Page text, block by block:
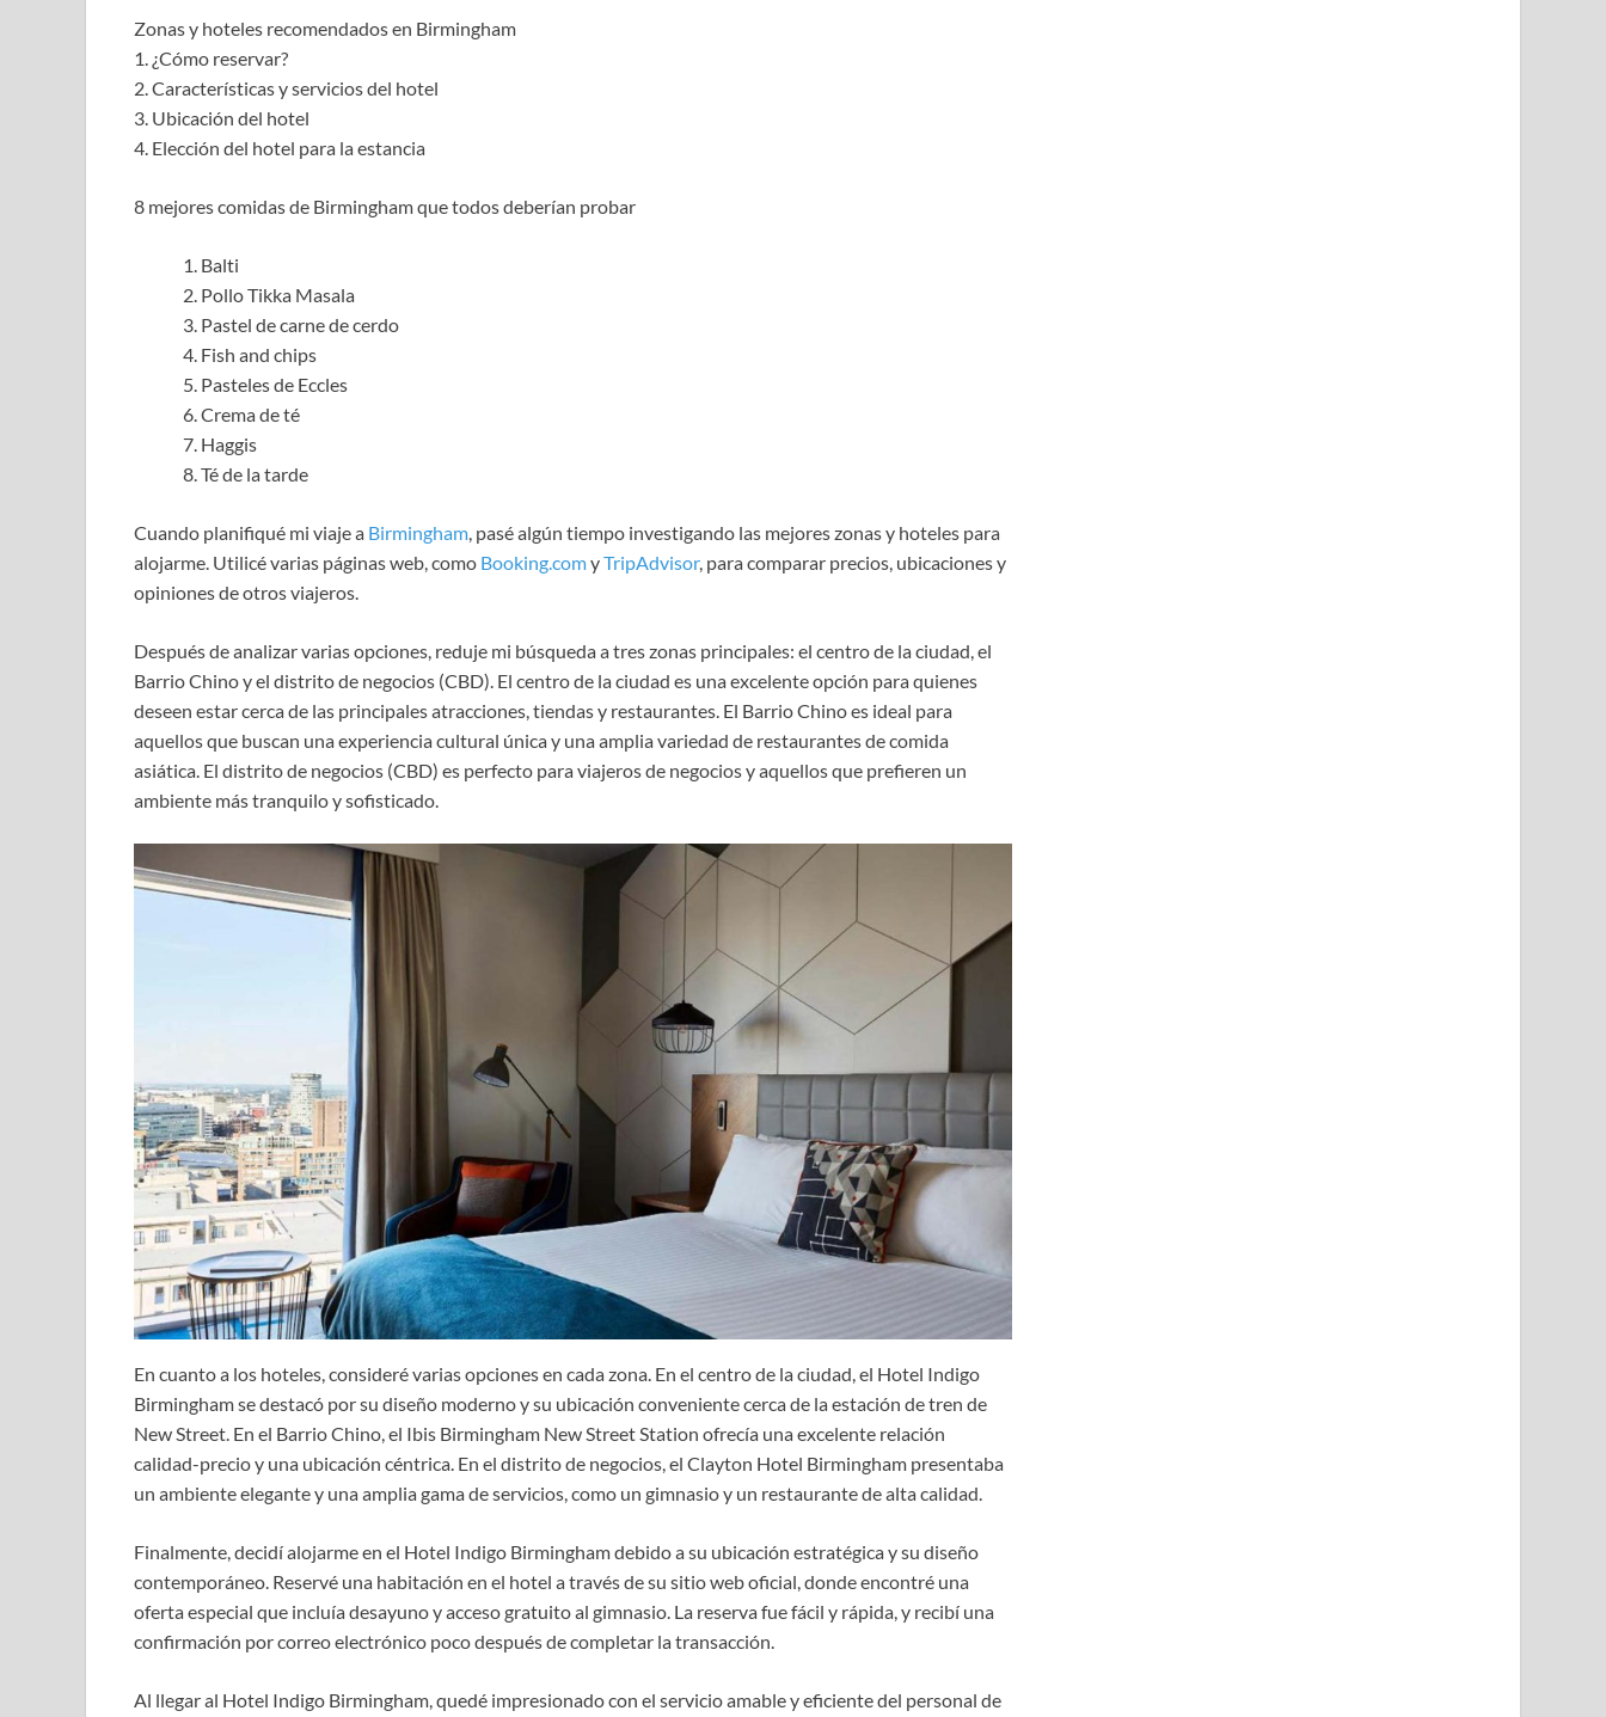
Zonas y hoteles recomendados en Birmingham
1. ¿Cómo reservar?
2. Características y servicios del hotel
3. Ubicación del hotel
4. Elección del hotel para la estancia
8 mejores comidas de Birmingham que todos deberían probar
Balti
Pollo Tikka Masala
Pastel de carne de cerdo
Fish and chips
Pasteles de Eccles
Crema de té
Haggis
Té de la tarde
Cuando planifiqué mi viaje a Birmingham, pasé algún tiempo investigando las mejores zonas y hoteles para
alojarme. Utilicé varias páginas web, como Booking.comyTripAdvisor, para comparar precios, ubicaciones y
opiniones de otros viajeros.
Después de analizar varias opciones, reduje mi búsqueda a tres zonas principales: el centro de la ciudad, el
Barrio Chino y el distrito de negocios (CBD). El centro de la ciudad es una excelente opción para quienes
deseen estar cerca de las principales atracciones, tiendas y restaurantes. El Barrio Chino es ideal para
aquellos que buscan una experiencia cultural única y una amplia variedad de restaurantes de comida
asiática. El distrito de negocios (CBD) es perfecto para viajeros de negocios y aquellos que prefieren un
ambiente más tranquilo y sofisticado.
En cuanto a los hoteles, consideré varias opciones en cada zona. En el centro de la ciudad, el Hotel Indigo
Birmingham se destacó por su diseño moderno y su ubicación conveniente cerca de la estación de tren de
New Street. En el Barrio Chino, el Ibis Birmingham New Street Station ofrecía una excelente relación
calidad-precio y una ubicación céntrica. En el distrito de negocios, el Clayton Hotel Birmingham presentaba
un ambiente elegante y una amplia gama de servicios, como un gimnasio y un restaurante de alta calidad.
Finalmente, decidí alojarme en el Hotel Indigo Birmingham debido a su ubicación estratégica y su diseño
contemporáneo. Reservé una habitación en el hotel a través de su sitio web oficial, donde encontré una
oferta especial que incluía desayuno y acceso gratuito al gimnasio. La reserva fue fácil y rápida, y recibí una
confirmación por correo electrónico poco después de completar la transacción.
Al llegar al Hotel Indigo Birmingham, quedé impresionado con el servicio amable y eficiente del personal de